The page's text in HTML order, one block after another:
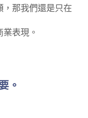
，那我們還是只在
表現。
。